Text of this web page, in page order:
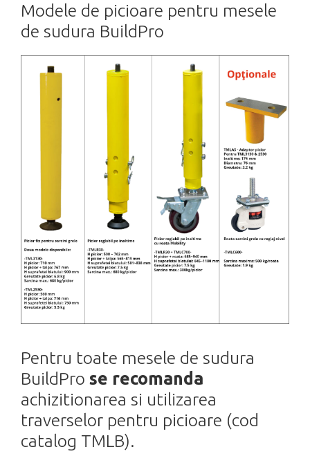
Modele de picioare pentru mesele
de sudura BuildPro
Pentru toate mesele de sudura
BuildPro se recomanda
achizitionarea si utilizarea
traverselor pentru picioare (cod
catalog TMLB).